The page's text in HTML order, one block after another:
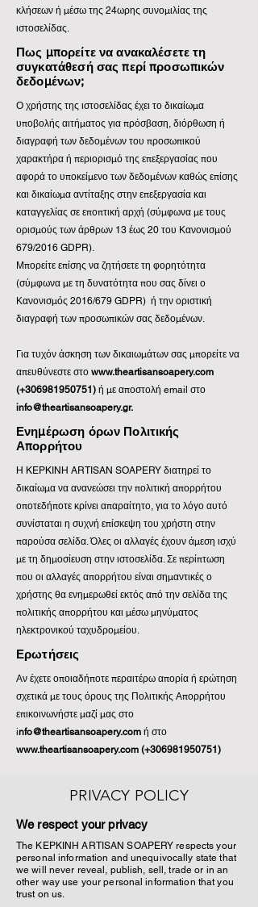
κλήσεων ή μέσω της 24ωρης συνομιλίας της
ιστοσελίδας.
Πως μπορείτε να ανακαλέσετε τη
συγκατάθεσή σας περί προσωπικών
δεδομένων;
Ο χρήστης της ιστοσελίδας έχει το δικαίωμα
υποβολής αιτήματος για πρόσβαση, διόρθωση ή
διαγραφή των δεδομένων του προσωπικού
χαρακτήρα ή περιορισμό της επεξεργασίας που
αφορά το υποκείμενο των δεδομένων καθώς επίσης
και δικαίωμα αντίταξης στην επεξεργασία και
καταγγελίας σε εποπτική αρχή (σύμφωνα με τους
ορισμούς των άρθρων 13 έως 20 του Κανονισμού
679/2016 GDPR).
Μπορείτε επίσης να ζητήσετε τη φορητότητα
(σύμφωνα με τη δυνατότητα που σας δίνει ο
Κανονισμός 2016/679 GDPR) ή την οριστική
διαγραφή των προσωπικών σας δεδομένων.
Για τυχόν άσκηση των δικαιωµάτων σας µπορείτε να
απευθύνεστε στο www.theartisansoapery.com
(+306981950751) ή με αποστολή email στο
info@theartisansoapery.gr.
Ενημέρωση όρων Πολιτικής
Απορρήτου
H KEPKINH ARTISAN SOAPERY διατηρεί το
δικαίωμα να ανανεώσει την πολιτική απορρήτου
οποτεδήποτε κρίνει απαραίτητο, για το λόγο αυτό
συνίσταται η συχνή επίσκεψη του χρήστη στην
παρούσα σελίδα. Όλες οι αλλαγές έχουν άμεση ισχύ
με τη δημοσίευση στην ιστοσελίδα. Σε περίπτωση
που οι αλλαγές απορρήτου είναι σημαντικές ο
χρήστης θα ενημερωθεί εκτός από την σελίδα της
πολιτικής απορρήτου και μέσω μηνύματος
ηλεκτρονικού ταχυδρομείου.
Ερωτήσεις
Αν έχετε οποιαδήποτε περαιτέρω απορία ή ερώτηση
σχετικά με τους όρους της Πολιτικής Απορρήτου
επικοινωνήστε μαζί μας στο
info@theartisansoapery.com ή στο
www.theartisansoapery.com (+306981950751)
PRIVACY POLICY
We respect your privacy
The KEPKINH ARTISAN SOAPERY respects your
personal information and unequivocally state that
we will never reveal, publish, sell, trade or in an
other way use your personal information that you
trust on us.